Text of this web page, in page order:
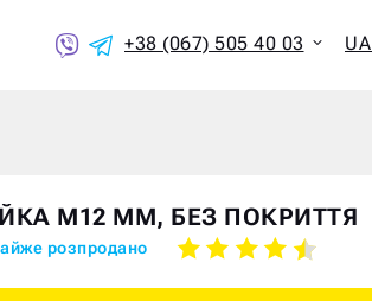
+38 (067) 505 40 03 UA
М12 ММ, БЕЗ ПОКРИТТЯ
розпродано